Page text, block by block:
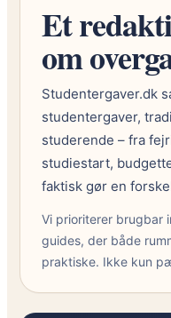
Et
om
Studentergaver.dk
studentergaver,
studerende – fra
studiestart,
faktisk gør en
Vi prioriterer brugbar
guides, der både
praktiske. Ikke kun